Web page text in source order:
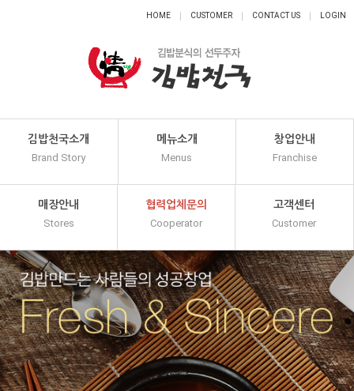
HOME CUSTOMER CONTACT US LOGIN
김밥천국소개
Brand Story
메뉴소개
Menus
창업안내
Franchise
매장안내
Stores
협력업체문의
Cooperator
고객센터
Customer